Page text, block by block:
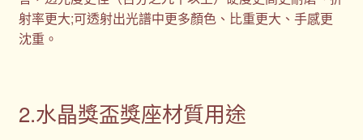
射率更大;可透射出光譜中更多顏色、比重更大、手感更
沈重。
2.水晶獎盃獎座材質用途